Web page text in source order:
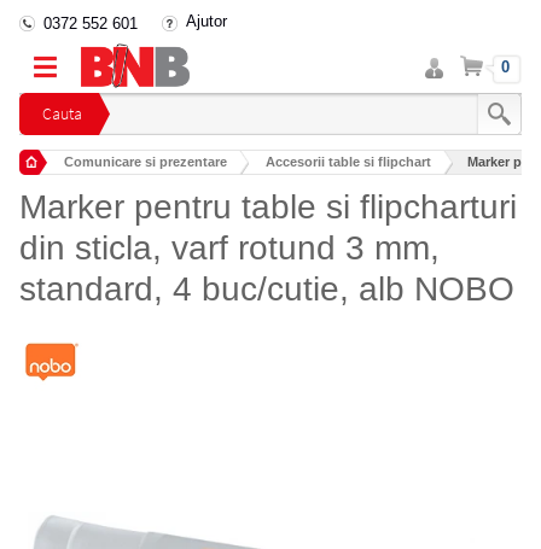
Cauta
0372 552 601 Ajutor
Intra
in
cont
Cos 0
Comunicare si prezentare Accesorii table si flipchart Marker
Marker pentru table si flipcharturi
din sticla, varf rotund 3 mm,
standard, 4 buc/cutie, alb NOBO